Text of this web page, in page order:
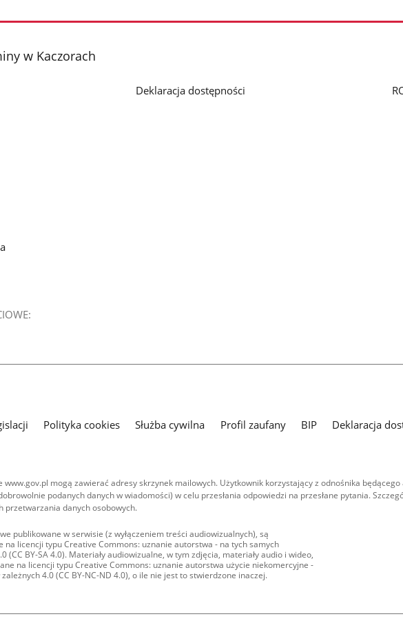
w Kaczorach
Deklaracja dostępności
Polityka cookies Służba cywilna Profil zaufany BIP
Deklaracja
www.gov.pl mogą zawierać adresy skrzynek mailowych. Użytkownik korzystający z odnośnika
podanych danych w wiadomości) w celu przesłania odpowiedzi na przesłane pytania.
przetwarzania danych osobowych.
publikowane w serwisie (z wyłączeniem treści audiowizualnych), są
na licencji typu Creative Commons: uznanie autorstwa - na tych samych
(CC BY-SA 4.0). Materiały audiowizualne, w tym zdjęcia, materiały audio i wideo,
na licencji typu Creative Commons: uznanie autorstwa użycie niekomercyjne -
4.0 (CC BY-NC-ND 4.0), o ile nie jest to stwierdzone inaczej.